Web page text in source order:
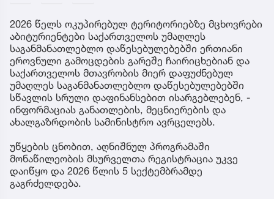
2026 წელს ოკუპირებულ ტერიტორიებზე მცხოვრები
აბიტურიენტები საქართველოს უმაღლეს
საგანმანათლებლო დაწესებულებებში ერთიანი
ეროვნული გამოცდების გარეშე ჩაირიცხებიან და
საქართველოს მთავრობის მიერ დაფუძნებულ
უმაღლეს საგანმანათლებლო დაწესებულებებში
სწავლის სრული დაფინანსებით ისარგებლებენ, -
ინფორმაციას განათლების, მეცნიერების და
ახალგაზრდობის სამინისტრო ავრცელებს.
უწყების ცნობით, აღნიშნულ პროგრამაში
მონაწილეობის მსურველთა რეგისტრაცია უკვე
დაიწყო და 2026 წლის 5 სექტემბრამდე
გაგრძელდება.